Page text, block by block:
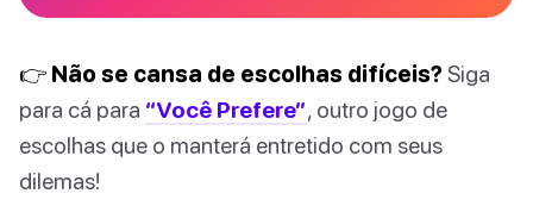
👉 Não se cansa de escolhas difíceis? Siga
para cá para “Você Prefere”, outro jogo de
escolhas que o manterá entretido com seus
dilemas!